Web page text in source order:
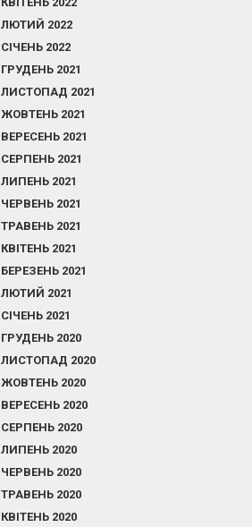
ЛЮТИЙ 2022
СІЧЕНЬ 2022
ГРУДЕНЬ 2021
ЛИСТОПАД 2021
ЖОВТЕНЬ 2021
ВЕРЕСЕНЬ 2021
СЕРПЕНЬ 2021
ЛИПЕНЬ 2021
ЧЕРВЕНЬ 2021
ТРАВЕНЬ 2021
КВІТЕНЬ 2021
БЕРЕЗЕНЬ 2021
ЛЮТИЙ 2021
СІЧЕНЬ 2021
ГРУДЕНЬ 2020
ЛИСТОПАД 2020
ЖОВТЕНЬ 2020
ВЕРЕСЕНЬ 2020
СЕРПЕНЬ 2020
ЛИПЕНЬ 2020
ЧЕРВЕНЬ 2020
ТРАВЕНЬ 2020
КВІТЕНЬ 2020